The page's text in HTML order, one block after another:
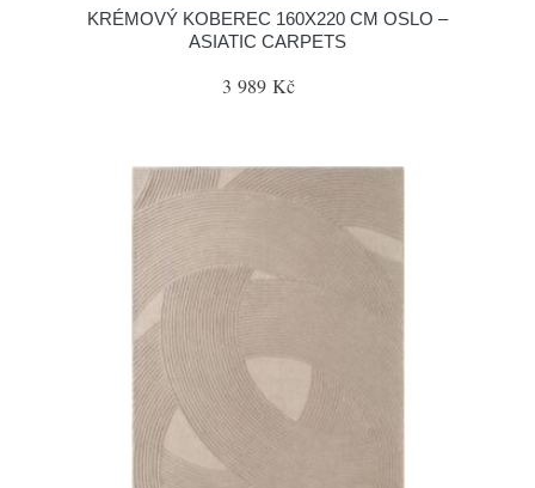
KRÉMOVÝ KOBEREC 160X220 CM OSLO –
ASIATIC CARPETS
3 989 Kč